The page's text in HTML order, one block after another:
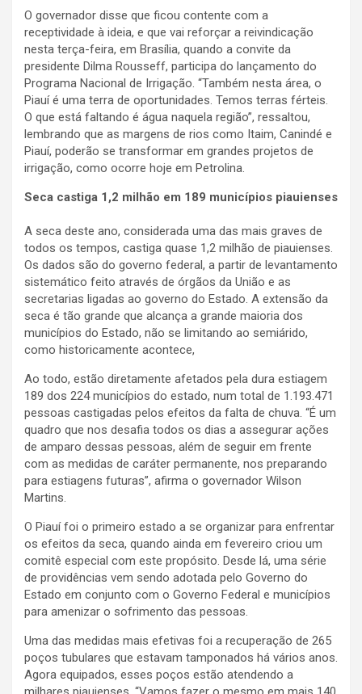
O governador disse que ficou contente com a
receptividade à ideia, e que vai reforçar a reivindicação
nesta terça-feira, em Brasília, quando a convite da
presidente Dilma Rousseff, participa do lançamento do
Programa Nacional de Irrigação. “Também nesta área, o
Piauí é uma terra de oportunidades. Temos terras férteis.
O que está faltando é água naquela região”, ressaltou,
lembrando que as margens de rios como Itaim, Canindé e
Piauí, poderão se transformar em grandes projetos de
irrigação, como ocorre hoje em Petrolina.
Seca castiga 1,2 milhão em 189 municípios piauienses
A seca deste ano, considerada uma das mais graves de
todos os tempos, castiga quase 1,2 milhão de piauienses.
Os dados são do governo federal, a partir de levantamento
sistemático feito através de órgãos da União e as
secretarias ligadas ao governo do Estado. A extensão da
seca é tão grande que alcança a grande maioria dos
municípios do Estado, não se limitando ao semiárido,
como historicamente acontece,
Ao todo, estão diretamente afetados pela dura estiagem
189 dos 224 municípios do estado, num total de 1.193.471
pessoas castigadas pelos efeitos da falta de chuva. “É um
quadro que nos desafia todos os dias a assegurar ações
de amparo dessas pessoas, além de seguir em frente
com as medidas de caráter permanente, nos preparando
para estiagens futuras”, afirma o governador Wilson
Martins.
O Piauí foi o primeiro estado a se organizar para enfrentar
os efeitos da seca, quando ainda em fevereiro criou um
comitê especial com este propósito. Desde lá, uma série
de providências vem sendo adotada pelo Governo do
Estado em conjunto com o Governo Federal e municípios
para amenizar o sofrimento das pessoas.
Uma das medidas mais efetivas foi a recuperação de 265
poços tubulares que estavam tamponados há vários anos.
Agora equipados, esses poços estão atendendo a